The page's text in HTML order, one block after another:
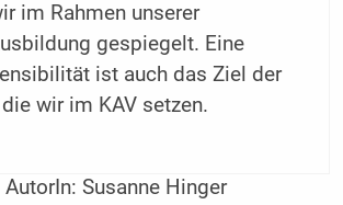
im Rahmen unserer
gespiegelt. Eine
ist auch das Ziel der
wir im KAV setzen.
AutorIn:Susanne Hinger